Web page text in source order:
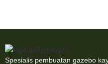
Spesialis pembuatan gazebo